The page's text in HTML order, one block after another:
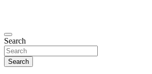
Search
Search